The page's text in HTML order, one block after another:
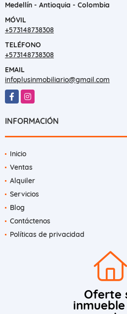
Medellín - Antioquia - Colombia
MÓVIL
+573148738308
TELÉFONO
+573148738308
EMAIL
infoplusinmobiliario@gmail.com
FacebookInstagram
INFORMACIÓN
Inicio
Ventas
Alquiler
Servicios
Blog
Contáctenos
Políticas de privacidad
Oferte